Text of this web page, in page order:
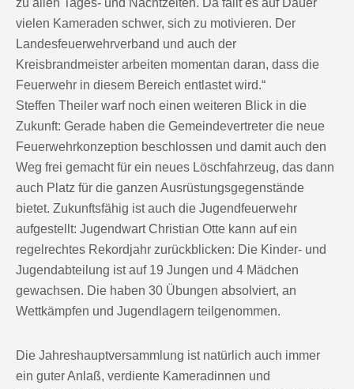
zu allen Tages- und Nachtzeiten. Da fällt es auf Dauer
vielen Kameraden schwer, sich zu motivieren. Der
Landesfeuerwehrverband und auch der
Kreisbrandmeister arbeiten momentan daran, dass die
Feuerwehr in diesem Bereich entlastet wird.“
Steffen Theiler warf noch einen weiteren Blick in die
Zukunft: Gerade haben die Gemeindevertreter die neue
Feuerwehrkonzeption beschlossen und damit auch den
Weg frei gemacht für ein neues Löschfahrzeug, das dann
auch Platz für die ganzen Ausrüstungsgegenstände
bietet. Zukunftsfähig ist auch die Jugendfeuerwehr
aufgestellt: Jugendwart Christian Otte kann auf ein
regelrechtes Rekordjahr zurückblicken: Die Kinder- und
Jugendabteilung ist auf 19 Jungen und 4 Mädchen
gewachsen. Die haben 30 Übungen absolviert, an
Wettkämpfen und Jugendlagern teilgenommen.
Die Jahreshauptversammlung ist natürlich auch immer
ein guter Anlaß, verdiente Kameradinnen und